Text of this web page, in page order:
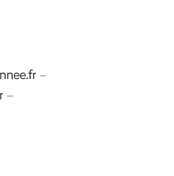
–
–